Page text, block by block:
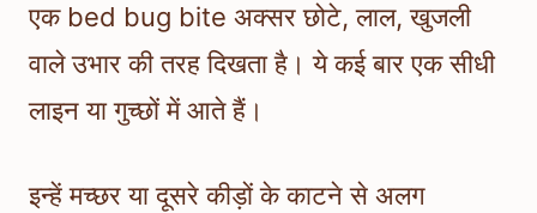
एक bed bug bite अक्सर छोटे, लाल, खुजली
वाले उभार की तरह दिखता है। ये कई बार एक सीधी
लाइन या गुच्छों में आते हैं।
इन्हें मच्छर या दूसरे कीड़ों के काटने से अलग